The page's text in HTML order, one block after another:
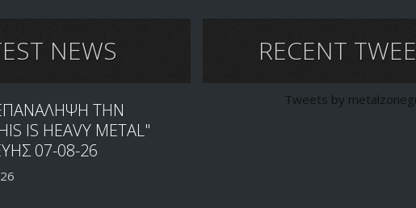
NEWS
ΤΗΝ
IS HEAVY METAL"
07-08-26
RECENT
Tweets by